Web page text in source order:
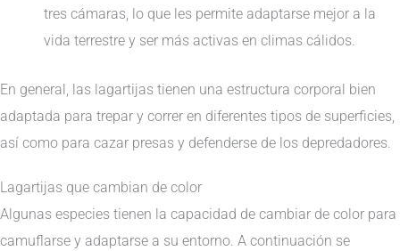
tres cámaras, lo que les permite adaptarse mejor a la
vida terrestre y ser más activas en climas cálidos.
En general, las lagartijas tienen una estructura corporal bien
adaptada para trepar y correr en diferentes tipos de superficies,
así como para cazar presas y defenderse de los depredadores.
Lagartijas que cambian de color
Algunas especies tienen la capacidad de cambiar de color para
camuflarse y adaptarse a su entorno. A continuación se